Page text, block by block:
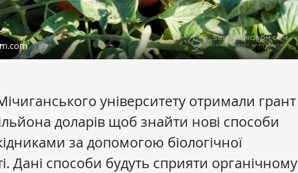
університету отримали грант
доларів щоб знайти нові способи
за допомогою біологічної
Дані способи будуть сприяти органічному